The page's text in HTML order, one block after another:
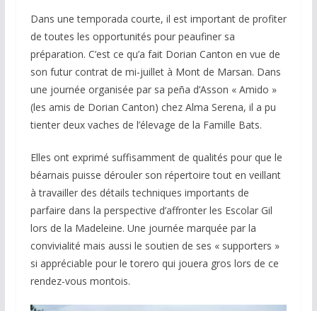
Dans une temporada courte, il est important de profiter
de toutes les opportunités pour peaufiner sa
préparation. C’est ce qu’a fait Dorian Canton en vue de
son futur contrat de mi-juillet à Mont de Marsan. Dans
une journée organisée par sa peña d’Asson « Amido »
(les amis de Dorian Canton) chez Alma Serena, il a pu
tienter deux vaches de l’élevage de la Famille Bats.
Elles ont exprimé suffisamment de qualités pour que le
béarnais puisse dérouler son répertoire tout en veillant
à travailler des détails techniques importants de
parfaire dans la perspective d’affronter les Escolar Gil
lors de la Madeleine. Une journée marquée par la
convivialité mais aussi le soutien de ses « supporters »
si appréciable pour le torero qui jouera gros lors de ce
rendez-vous montois.